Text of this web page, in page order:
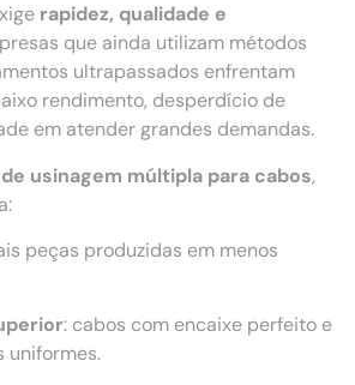
rapidez, qualidade e
que ainda utilizam métodos
ultrapassados enfrentam
rendimento, desperdício de
em atender grandes demandas.
usinagem múltipla para cabos,
peças produzidas em menos
: cabos com encaixe perfeito e
uniformes.